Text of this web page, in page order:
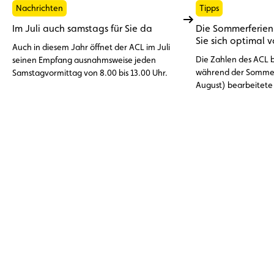
Nachrichten
Im Juli auch samstags für Sie da
Auch in diesem Jahr öffnet der ACL im Juli
seinen Empfang ausnahmsweise jeden
Samstagvormittag von 8.00 bis 13.00 Uhr.
Tipps
Die
Sie sich optimal
Die Zahlen des ACL
während der
August)